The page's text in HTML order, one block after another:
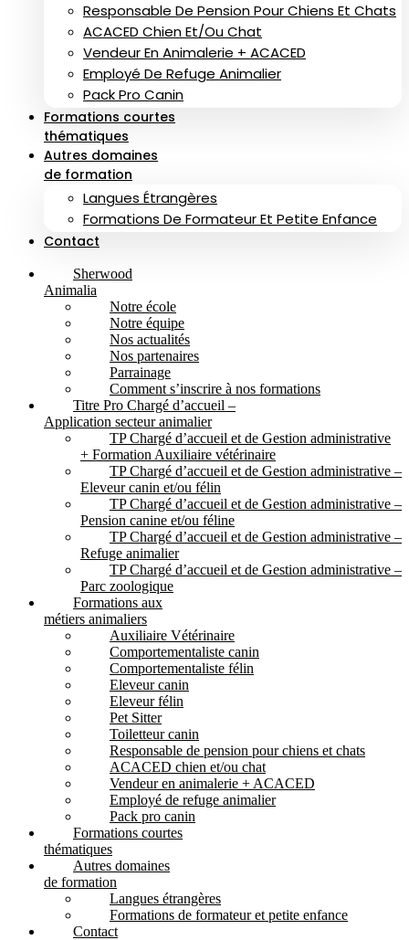
Responsable De Pension Pour Chiens Et Chats
ACACED Chien Et/ou Chat
Vendeur En Animalerie + ACACED
Employé De Refuge Animalier
Pack Pro Canin
Formations courtes
thématiques
Autres domaines
de formation
Langues Étrangères
Formations De Formateur Et Petite Enfance
Contact
Sherwood
Animalia
Notre école
Notre équipe
Nos actualités
Nos partenaires
Parrainage
Comment s’inscrire à nos formations
Titre Pro Chargé d’accueil –
Application secteur animalier
TP Chargé d’accueil et de Gestion administrative
+ Formation Auxiliaire vétérinaire
TP Chargé d’accueil et de Gestion administrative –
Eleveur canin et/ou félin
TP Chargé d’accueil et de Gestion administrative –
Pension canine et/ou féline
TP Chargé d’accueil et de Gestion administrative –
Refuge animalier
TP Chargé d’accueil et de Gestion administrative –
Parc zoologique
Formations aux
métiers animaliers
Auxiliaire Vétérinaire
Comportementaliste canin
Comportementaliste félin
Eleveur canin
Eleveur félin
Pet Sitter
Toiletteur canin
Responsable de pension pour chiens et chats
ACACED chien et/ou chat
Vendeur en animalerie + ACACED
Employé de refuge animalier
Pack pro canin
Formations courtes
thématiques
Autres domaines
de formation
Langues étrangères
Formations de formateur et petite enfance
Contact